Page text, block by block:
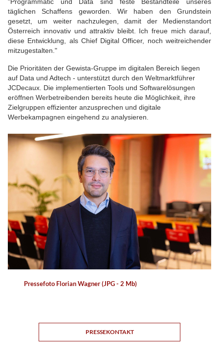
täglichen Schaffens geworden. Wir haben den Grundstein
gesetzt, um weiter nachzulegen, damit der Medienstandort
Österreich innovativ und attraktiv bleibt. Ich freue mich darauf,
diese Entwicklung, als Chief Digital Officer, noch weitreichender
mitzugestalten."
Die Prioritäten der Gewista-Gruppe im digitalen Bereich liegen
auf Data und Adtech - unterstützt durch den Weltmarktführer
JCDecaux. Die implementierten Tools und Softwarelösungen
eröffnen Werbetreibenden bereits heute die Möglichkeit, ihre
Zielgruppen effizienter anzusprechen und digitale
Werbekampagnen eingehend zu analysieren.
Pressefoto Florian Wagner (JPG - 2 Mb)
PRESSEKONTAKT